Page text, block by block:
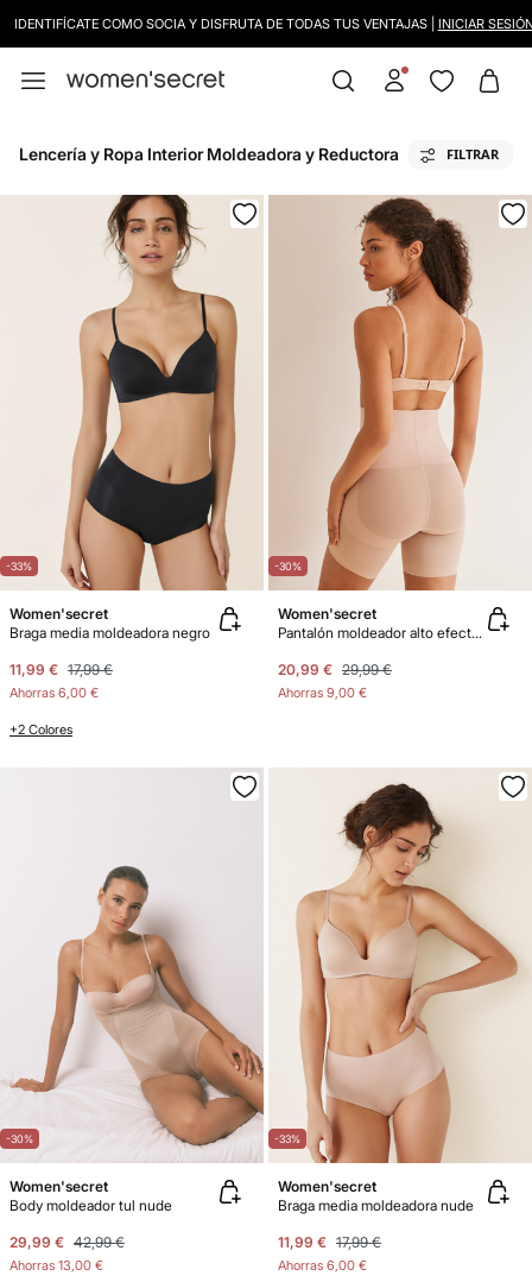
COMO SOCIA Y DISFRUTA DE TODAS TUS VENTAJAS |INICIAR SESIÓN.
Lencería y Ropa Interior Moldeadora y Reductora FILTRAR
-33%
Women'secret
Braga media moldeadora negro
11,99 € 17,99 €
Ahorras 6,00 €
+2 Colores
-30%
Women'secret
Pantalón moldeador alto efecto push up
20,99 € 29,99 €
Ahorras 9,00 €
-30%
Women'secret
Body moldeador tul nude
29,99 € 42,99 €
Ahorras 13,00 €
-33%
Women'secret
Braga media moldeadora nude
11,99 € 17,99 €
Ahorras 6,00 €